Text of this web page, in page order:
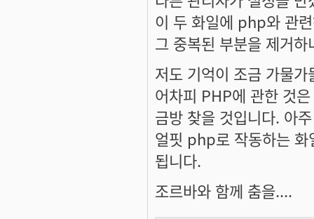
이 두 화일에 php와 관
그 중복된 부분을 제거
저도 기억이 조금 가물
어차피 PHP에 관한 것
금방 찾을 것입니다. 아
얼핏 php로 작동하는 화
됩니다.
조르바와 함께 춤을....